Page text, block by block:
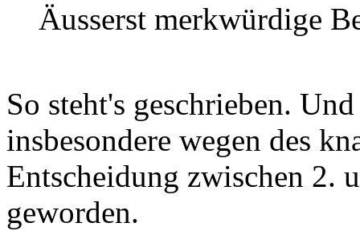
Äusserst merkwürdige
So steht's geschrieben.
insbesondere wegen des
Entscheidung zwischen 2.
geworden.